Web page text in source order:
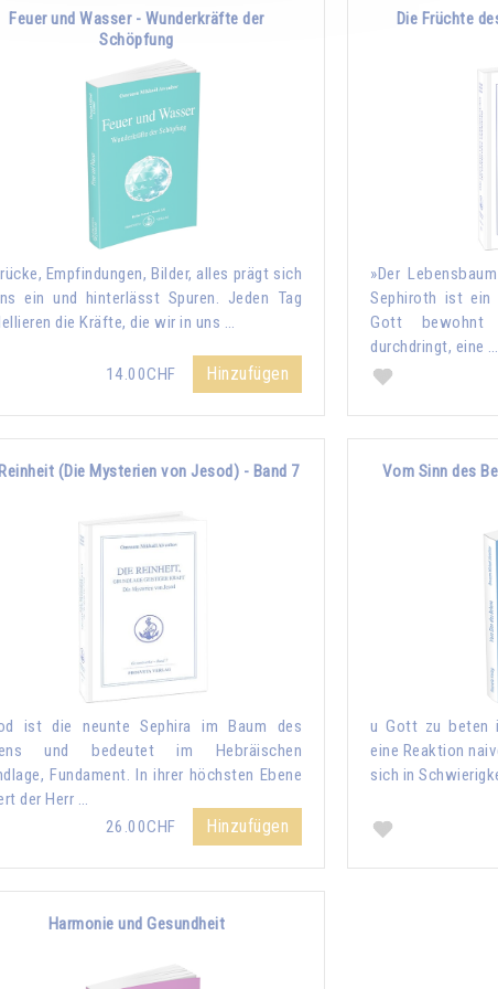
Feuer und Wasser - Wunderkräfte der
Schöpfung
Empfindungen, Bilder, alles prägt sich
ein und hinterlässt Spuren. Jeden Tag
die Kräfte, die wir in uns …
14.00CHF Hinzufügen
Die Früchte
»Der
Sephiroth ist ein
Gott bewohnt
durchdringt, eine …
(Die Mysterien von Jesod) - Band 7
ist die neunte Sephira im Baum des
und bedeutet im Hebräischen
Fundament. In ihrer höchsten Ebene
der Herr …
26.00CHF
Hinzufügen
Vom Sinn des
u Gott zu beten
eine Reaktion
sich in
Harmonie und Gesundheit